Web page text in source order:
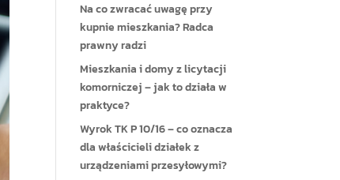
Na co zwracać uwagę przy
kupnie mieszkania? Radca
prawny radzi
Mieszkania i domy z licytacji
komorniczej – jak to działa w
praktyce?
Wyrok TK P 10/16 – co oznacza
dla właścicieli działek z
urządzeniami przesyłowymi?